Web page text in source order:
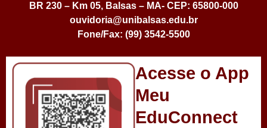
BR 230 – Km 05, Balsas – MA- CEP: 65800-000
ouvidoria@unibalsas.edu.br
Fone/Fax: (99) 3542-5500
Acesse o App
Meu
EduConnect